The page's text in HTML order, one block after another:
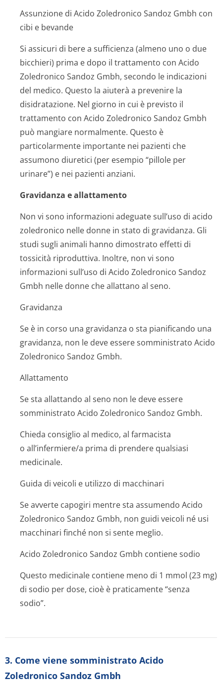
Assunzione di Acido Zoledronico Sandoz Gmbh con
cibi e bevande
Si assicuri di bere a sufficienza (almeno uno o due
bicchieri) prima e dopo il trattamento con Acido
Zoledronico Sandoz Gmbh, secondo le indicazioni
del medico. Questo la aiuterà a prevenire la
disidratazione. Nel giorno in cui è previsto il
trattamento con Acido Zoledronico Sandoz Gmbh
può mangiare normalmente. Questo è
particolarmente importante nei pazienti che
assumono diuretici (per esempio “pillole per
urinare”) e nei pazienti anziani.
Gravidanza e allattamento
Non vi sono informazioni adeguate sull’uso di acido
zoledronico nelle donne in stato di gravidanza. Gli
studi sugli animali hanno dimostrato effetti di
tossicità riproduttiva. Inoltre, non vi sono
informazioni sull’uso di Acido Zoledronico Sandoz
Gmbh nelle donne che allattano al seno.
Gravidanza
Se è in corso una gravidanza o sta pianificando una
gravidanza, non le deve essere somministrato Acido
Zoledronico Sandoz Gmbh.
Allattamento
Se sta allattando al seno non le deve essere
somministrato Acido Zoledronico Sandoz Gmbh.
Chieda consiglio al medico, al farmacista
o all’infermiere/a prima di prendere qualsiasi
medicinale.
Guida di veicoli e utilizzo di macchinari
Se avverte capogiri mentre sta assumendo Acido
Zoledronico Sandoz Gmbh, non guidi veicoli né usi
macchinari finché non si sente meglio.
Acido Zoledronico Sandoz Gmbh contiene sodio
Questo medicinale contiene meno di 1 mmol (23 mg)
di sodio per dose, cioè è praticamente “senza
sodio”.
3. Come viene somministrato Acido
Zoledronico Sandoz Gmbh